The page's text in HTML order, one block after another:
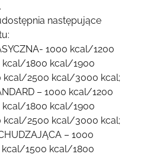
następujące
1000 kcal/1200
kcal/1800 kcal/1900
kcal/2500 kcal/3000 kcal;
– 1000 kcal/1200
kcal/1800 kcal/1900
kcal/2500 kcal/3000 kcal;
– 1000
kcal/1500 kcal/1800